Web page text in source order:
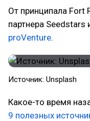
От принципала Fort
партнера Seedstars
proVenture.
Источник: Unsplash
Какое-то время
9 полезных